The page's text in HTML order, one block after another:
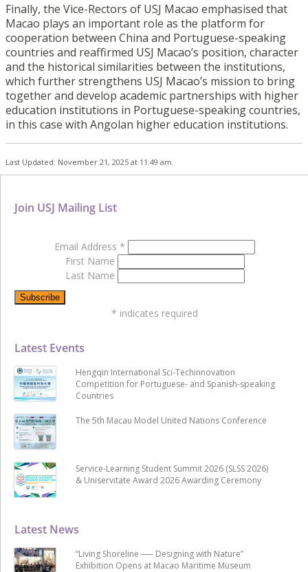
Finally, the Vice-Rectors of USJ Macao emphasised that
Macao plays an important role as the platform for
cooperation between China and Portuguese-speaking
countries and reaffirmed USJ Macao’s position, character
and the historical similarities between the institutions,
which further strengthens USJ Macao’s mission to bring
together and develop academic partnerships with higher
education institutions in Portuguese-speaking countries,
in this case with Angolan higher education institutions.
Last Updated: November 21, 2025 at 11:49 am
Latest News
“Living Shoreline ── Designing with Nature”
Exhibition Opens at Macao Maritime Museum
Latest Events
Hengqin International Sci-Techinnovation
Competition for Portuguese- and Spanish-speaking
Countries
The 5th Macau Model United Nations Conference
Service-Learning Student Summit 2026 (SLSS 2026)
& Uniservitate Award 2026 Awarding Ceremony
Join USJ Mailing List
Email Address *
First Name
Last Name
* indicates required